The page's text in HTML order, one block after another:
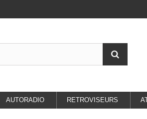
AUTORADIO RETROVISEURS